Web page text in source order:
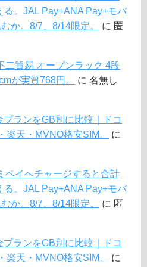
。JAL Pay+ANA Pay+モバ
か。8/7、8/14限定。
に 匿
二貿易 オープンラック 4段
が実質768円。
に 名無し
プランをGB別に比較｜ドコ
天・MVNO格安SIM。
に
ペイへチャージすると合計
。JAL Pay+ANA Pay+モバ
か。8/7、8/14限定。
に 匿
プランをGB別に比較｜ドコ
天・MVNO格安SIM。
に